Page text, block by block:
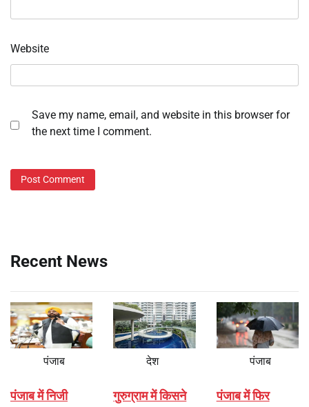
Website
Save my name, email, and website in this browser for
the next time I comment.
Recent News
पंजाब
पंजाब में निजी
देश
गुरुग्राम में किसने
पंजाब
पंजाब में फिर